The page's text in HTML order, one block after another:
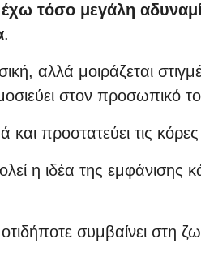
τόσο μεγάλη
.
αλλά μοιράζεται
στον προσωπικό
προστατεύει τις
η ιδέα της
συμβαίνει στη